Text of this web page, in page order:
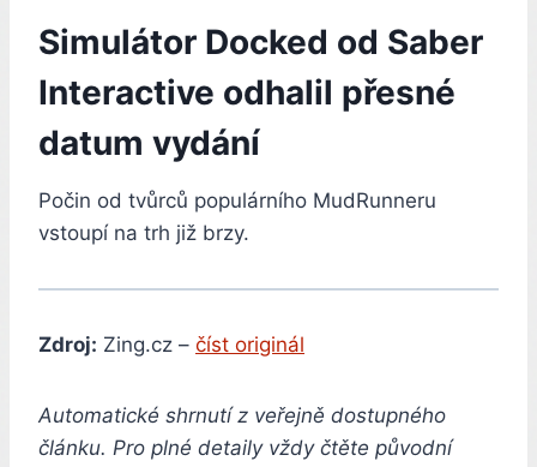
Simulátor Docked od Saber
Interactive odhalil přesné
datum vydání
Počin od tvůrců populárního MudRunneru
vstoupí na trh již brzy.
Zdroj: Zing.cz – číst originál
Automatické shrnutí z veřejně dostupného
článku. Pro plné detaily vždy čtěte původní